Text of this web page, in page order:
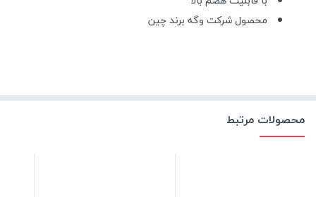
محصول شرکت وگه برند چین
محصولات مرتبط